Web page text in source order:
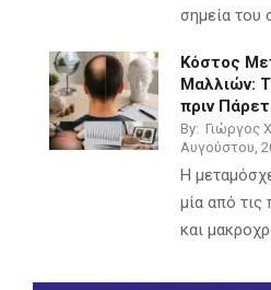
σημεία του
Κόστος
Μαλλιών:
πριν
By: Γιώργος
Αυγούστου,
Η
μία από τις
και